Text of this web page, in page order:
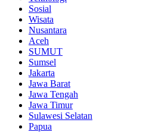
Sosial
Wisata
Nusantara
Aceh
SUMUT
Sumsel
Jakarta
Jawa Barat
Jawa Tengah
Jawa Timur
Sulawesi Selatan
Papua